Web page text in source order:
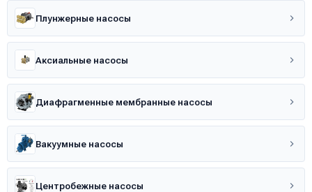
Плунжерные насосы
Аксиальные насосы
Диафрагменные мембранные насосы
Вакуумные насосы
Центробежные насосы